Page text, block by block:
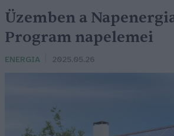
Üzemben a
Program napelemei
ENERGIA 2025.05.26